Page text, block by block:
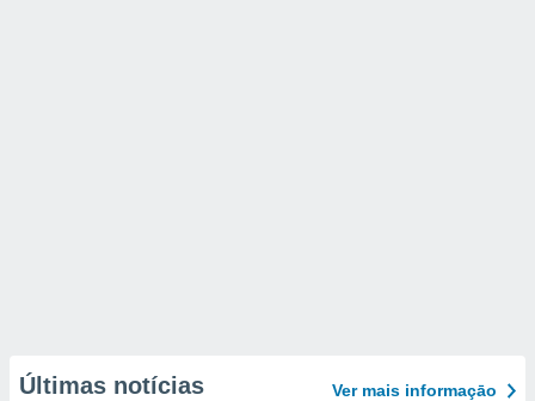
Últimas notícias Ver mais informaçāo